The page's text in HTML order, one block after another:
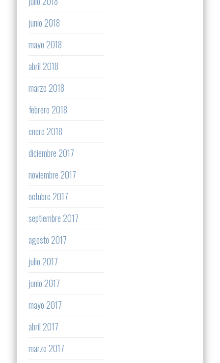
junio 2018
mayo 2018
abril 2018
marzo 2018
febrero 2018
enero 2018
diciembre 2017
noviembre 2017
octubre 2017
septiembre 2017
agosto 2017
julio 2017
junio 2017
mayo 2017
abril 2017
marzo 2017